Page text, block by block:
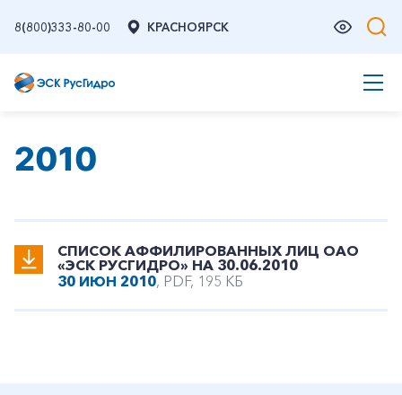
8(800)333-80-00 КРАСНОЯРСК
2010
СПИСОК АФФИЛИРОВАННЫХ ЛИЦ ОАО
«ЭСК РУСГИДРО» НА 30.06.2010
30 ИЮН 2010, PDF, 195 КБ